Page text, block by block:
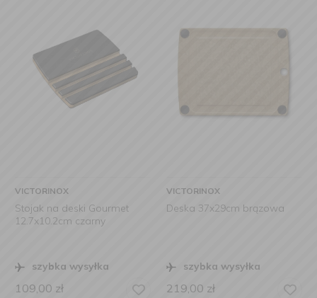
VICTORINOX
Stojak na deski Gourmet
12.7x10.2cm czarny
szybka wysyłka
109,00 zł
VICTORINOX
Deska 37x29cm brązowa
szybka wysyłka
219,00 zł